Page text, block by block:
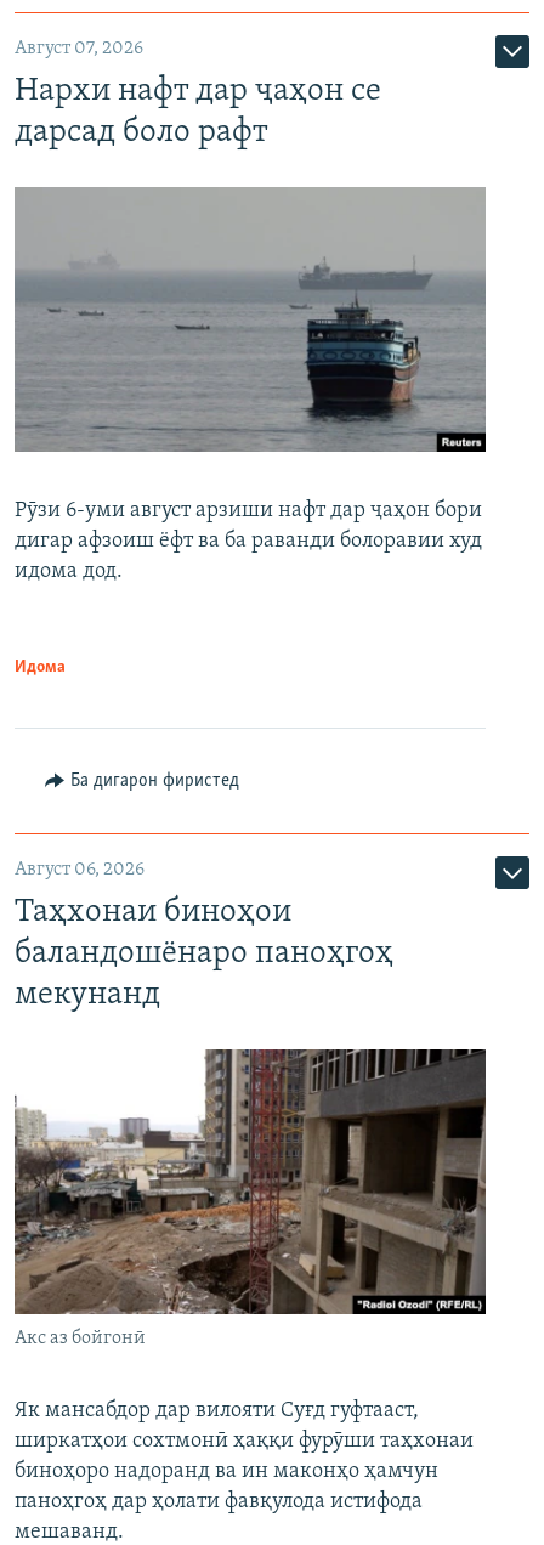
Август 07, 2026
Нархи нафт дар ҷаҳон се
дарсад боло рафт
Рӯзи 6-уми август арзиши нафт дар ҷаҳон бори
дигар афзоиш ёфт ва ба раванди болоравии худ
идома дод.
Идома
Ба дигарон фиристед
Август 06, 2026
Таҳхонаи биноҳои
баландошёнаро паноҳгоҳ
мекунанд
Акс аз бойгонӣ
Як мансабдор дар вилояти Суғд гуфтааст,
ширкатҳои сохтмонӣ ҳаққи фурӯши таҳхонаи
биноҳоро надоранд ва ин маконҳо ҳамчун
паноҳгоҳ дар ҳолати фавқулода истифода
мешаванд.